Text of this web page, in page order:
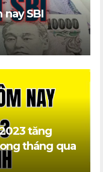
nay SBI
tăng
tháng qua